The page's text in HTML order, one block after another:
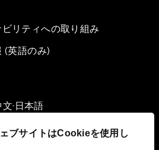
ブサイトはCookieを使用し
リティへの取り組み
(英語のみ)
文▪ 日本語